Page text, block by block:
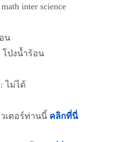
inter science
น
ป่งน้ำร้อน
ไม่ได้
เตอร์ท่านนี้ คลิกที่นี่